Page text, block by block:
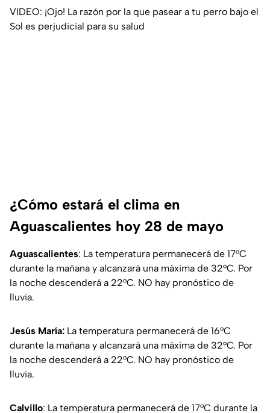
VIDEO: ¡Ojo! La razón por la que pasear a tu perro bajo el
Sol es perjudicial para su salud
¿Cómo estará el clima en
Aguascalientes hoy 28 de mayo
Aguascalientes: La temperatura permanecerá de 17°C
durante la mañana y alcanzará una máxima de 32°C. Por
la noche descenderá a 22°C. NO hay pronóstico de
lluvia.
Jesús María: La temperatura permanecerá de 16°C
durante la mañana y alcanzará una máxima de 32°C. Por
la noche descenderá a 22°C. NO hay pronóstico de
lluvia.
Calvillo: La temperatura permanecerá de 17°C durante la